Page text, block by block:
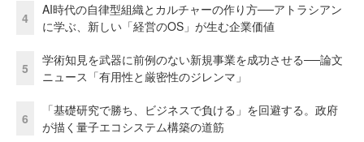
4
AI時代の自律型組織とカルチャーの作り方──アトラシアン
に学ぶ、新しい「経営のOS」が生む企業価値
5
学術知見を武器に前例のない新規事業を成功させる──論文
ニュース「有用性と厳密性のジレンマ」
6
「基礎研究で勝ち、ビジネスで負ける」を回避する。政府
が描く量子エコシステム構築の道筋